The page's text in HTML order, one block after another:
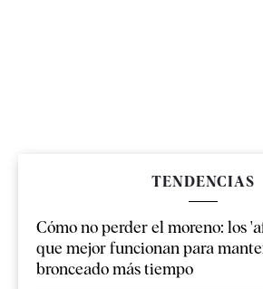
TENDENCIAS
Cómo no perder el moreno: los
que mejor funcionan para
bronceado más tiempo